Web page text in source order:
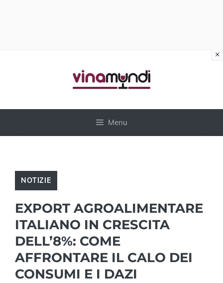
Menu
NOTIZIE
EXPORT AGROALIMENTARE
ITALIANO IN CRESCITA
DELL’8%: COME
AFFRONTARE IL CALO DEI
CONSUMI E I DAZI
×